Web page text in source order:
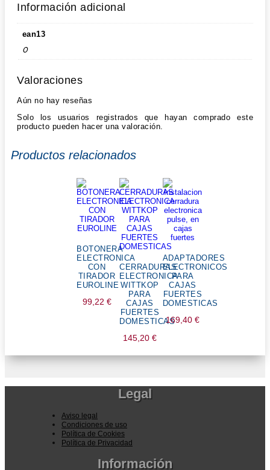
Información adicional
ean13
0
Valoraciones
Aún no hay reseñas
Solo los usuarios registrados que hayan comprado este
producto pueden hacer una valoración.
Productos relacionados
BOTONERA
ELECTRONICA
CON
TIRADOR
EUROLINE
99,22 €
CERRADURAS
ELECTRONICA
WITTKOP
PARA
CAJAS
FUERTES
DOMESTICAS
145,20 €
ADAPTADORES
ELECTRONICOS
PARA
CAJAS
FUERTES
DOMESTICAS
169,40€
Legal
Aviso legal
Condiciones de uso
Política de Cookies
Política de Privacidad
Información